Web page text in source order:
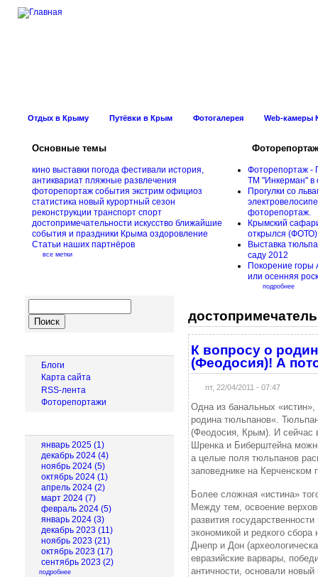
Отдых в Крыму Путёвки в Крым Фотогалерея Web-камеры
Основные темы
кино выставки погода фестивали история,
антиквариат пляжные развлечения
фоторепортаж события экстрим официоз
статистика новый курортный сезон
реконструкции транспорт спорт
достопримечательности искусство ближайшие
события и праздники Крыма оздоровление
Статьи наших партнёров
все метки
Фоторепортаж -
ТМ "Инкерман" в
Прогулки cо
фоторепортаж.
Крымский
открылся (ФОТО)
Выставка
саду 2012
Покорение горы
или осенняя
подробнее
Блоги
Карта сайта
RSS-лента
Фоторепортажи
январь 2025 (1)
декабрь 2024 (4)
ноябрь 2024 (5)
октябрь 2024 (1)
апрель 2024 (2)
март 2024 (7)
февраль 2024 (5)
январь 2024 (3)
декабрь 2023 (11)
ноябрь 2023 (21)
октябрь 2023 (17)
сентябрь 2023 (2)
подробнее
К вопросу о
(Феодосия)! А
пт, 22/04/2011 - 07:47
Одна из банальных
родина тюльпанов«.
(Феодосия, Крым). И сейчас
Шренка и Биберштейна
а целые поля тюльпанов
заповеднике на Керченском
Более сложная «истина»
Между тем, освоение
развития
экономикой и редкого
Днепр и Дон
евразийские варвары,
античности, основали